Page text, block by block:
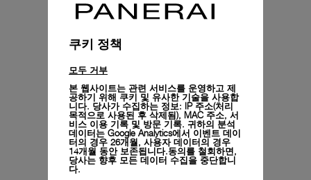
쿠키 정책
모두 거부
본 웹사이트는 관련 서비스를 운영하고 제
공하기 위해 쿠키 및 유사한 기술을 사용합
니다. 당사가 수집하는 정보: IP 주소(처리
목적으로 사용된 후 삭제됨), MAC 주소, 서
비스 이용 기록 및 방문 기록. 귀하의 분석
데이터는 Google Analytics에서 이벤트 데이
터의 경우 26개월, 사용자 데이터의 경우
14개월 동안 보존됩니다.동의를 철회하면,
당사는 향후 모든 데이터 수집을 중단합니
다.